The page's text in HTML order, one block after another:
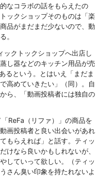
なコラボの話をもらえたの
ックショップそのものは「楽
品がまだまだ少ないので、動
。
クトックショップへ出店し
し器などのキッチン用品が売
るという。とはいえ「まだま
高めていきたい」（同）。自
ら、「動画投稿者には独自の
ReFa（リファ）」の商品を
画投稿者と良い出会いがあれ
もらえれば」と話す。ティッ
けなら良いかもしれないが、
していって欲しい。（ティッ
さん臭い印象を持たれないよ